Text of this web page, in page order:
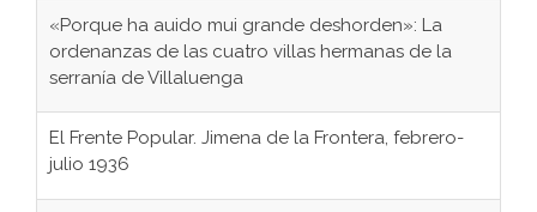
«Porque ha auido mui grande deshorden»: La
ordenanzas de las cuatro villas hermanas de la
serranía de Villaluenga
El Frente Popular. Jimena de la Frontera, febrero-
julio 1936